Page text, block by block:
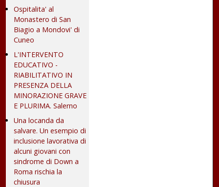
Ospitalita' al
Monastero di San
Biagio a Mondovi' di
Cuneo
L'INTERVENTO
EDUCATIVO -
RIABILITATIVO IN
PRESENZA DELLA
MINORAZIONE GRAVE
E PLURIMA. Salerno
Una locanda da
salvare. Un esempio di
inclusione lavorativa di
alcuni giovani con
sindrome di Down a
Roma rischia la
chiusura